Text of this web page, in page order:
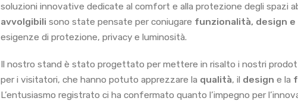
soluzioni innovative dedicate al comfort e alla protezione degli spazi
avvolgibili sono state pensate per coniugare funzionalità, design
esigenze di protezione, privacy e luminosità.
Il nostro stand è stato progettato per mettere in risalto i nostri
per i visitatori, che hanno potuto apprezzare la qualità, il design e la
L’entusiasmo registrato ci ha confermato quanto l’impegno per